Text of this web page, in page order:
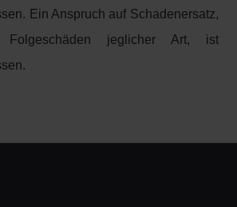
Ein Anspruch auf Schadenersatz,
jeglicher Art, ist